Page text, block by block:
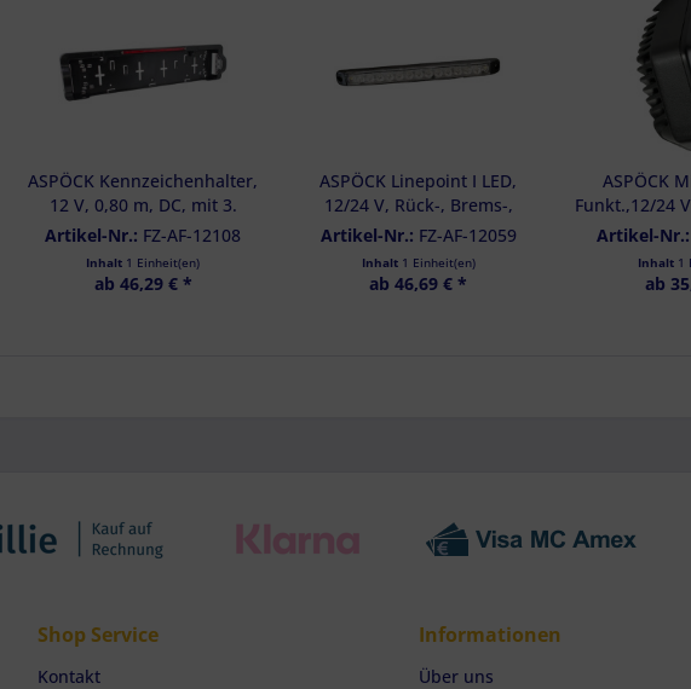
ASPÖCK Kennzeichenhalter,
12 V, 0,80 m, DC, mit 3.
Bremsleuchte - 36-3769-017
Artikel-Nr.: FZ-AF-12108
Inhalt 1 Einheit(en)
ab 46,29 € *
ASPÖCK Linepoint I LED,
12/24 V, Rück-, Brems-,
Blinkl., 0,5m, openend - 33-
8914-001
Artikel-Nr.: FZ-AF-12059
Inhalt 1 Einheit(en)
ab 46,69 € *
ASPÖCK
Funkt.,12/24
Artikel-Nr.:
Inhalt 1
ab
Shop Service
Kontakt
Informationen
Über uns
Analyse von Zielgruppen durch Statistiken oder Kombinationen von Daten aus verschiedenen Quellen
Verwendung reduzierter Daten zur Auswahl von Inhalten
Besondere Features:
Verwendung genauer Standortdaten